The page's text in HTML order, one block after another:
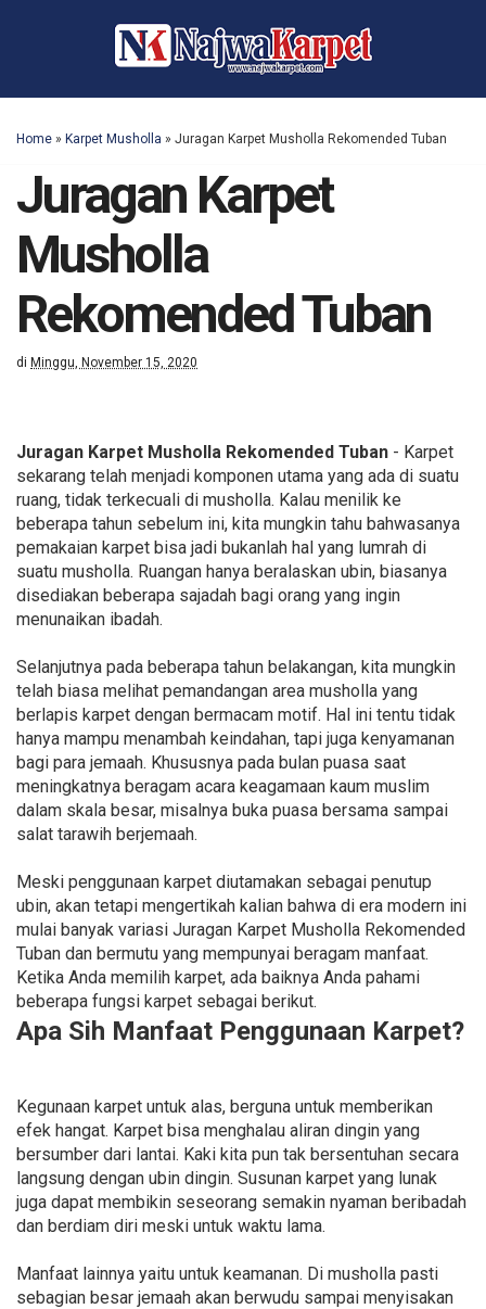
Home » Karpet Musholla » Juragan Karpet Musholla Rekomended Tuban
Juragan Karpet
Musholla
Rekomended Tuban
di Minggu, November 15, 2020
Juragan Karpet Musholla Rekomended Tuban - Karpet
sekarang telah menjadi komponen utama yang ada di suatu
ruang, tidak terkecuali di musholla. Kalau menilik ke
beberapa tahun sebelum ini, kita mungkin tahu bahwasanya
pemakaian karpet bisa jadi bukanlah hal yang lumrah di
suatu musholla. Ruangan hanya beralaskan ubin, biasanya
disediakan beberapa sajadah bagi orang yang ingin
menunaikan ibadah.
Selanjutnya pada beberapa tahun belakangan, kita mungkin
telah biasa melihat pemandangan area musholla yang
berlapis karpet dengan bermacam motif. Hal ini tentu tidak
hanya mampu menambah keindahan, tapi juga kenyamanan
bagi para jemaah. Khususnya pada bulan puasa saat
meningkatnya beragam acara keagamaan kaum muslim
dalam skala besar, misalnya buka puasa bersama sampai
salat tarawih berjemaah.
Meski penggunaan karpet diutamakan sebagai penutup
ubin, akan tetapi mengertikah kalian bahwa di era modern ini
mulai banyak variasi Juragan Karpet Musholla Rekomended
Tuban dan bermutu yang mempunyai beragam manfaat.
Ketika Anda memilih karpet, ada baiknya Anda pahami
beberapa fungsi karpet sebagai berikut.
Apa Sih Manfaat Penggunaan Karpet?
Kegunaan karpet untuk alas, berguna untuk memberikan
efek hangat. Karpet bisa menghalau aliran dingin yang
bersumber dari lantai. Kaki kita pun tak bersentuhan secara
langsung dengan ubin dingin. Susunan karpet yang lunak
juga dapat membikin seseorang semakin nyaman beribadah
dan berdiam diri meski untuk waktu lama.
Manfaat lainnya yaitu untuk keamanan. Di musholla pasti
sebagian besar jemaah akan berwudu sampai menyisakan